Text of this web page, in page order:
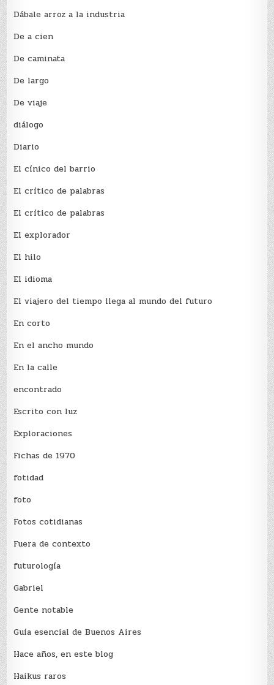
Dábale arroz a la industria
De a cien
De caminata
De largo
De viaje
diálogo
Diario
El cínico del barrio
El crí­tico de palabras
El crí­tico de palabras
El explorador
El hilo
El idioma
El viajero del tiempo llega al mundo del futuro
En corto
En el ancho mundo
En la calle
encontrado
Escrito con luz
Exploraciones
Fichas de 1970
fotidad
foto
Fotos cotidianas
Fuera de contexto
futurología
Gabriel
Gente notable
Guía esencial de Buenos Aires
Hace años, en este blog
Haikus raros